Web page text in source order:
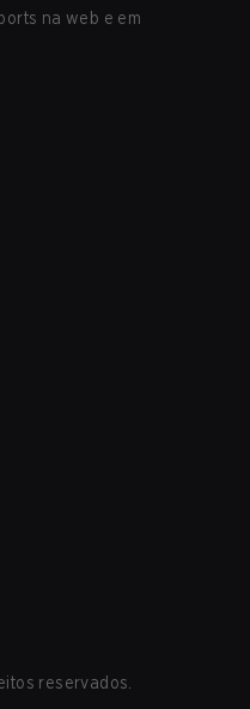
na web e em
reservados.